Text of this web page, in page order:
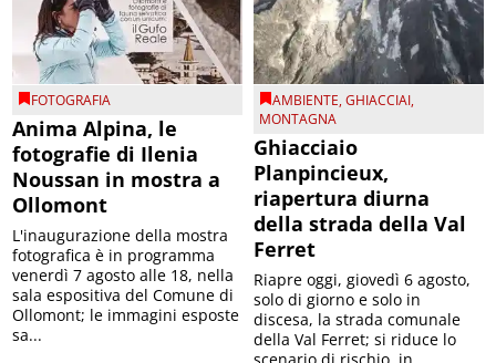
FOTOGRAFIA
Anima Alpina, le
fotografie di Ilenia
Noussan in mostra a
Ollomont
L'inaugurazione della mostra
fotografica è in programma
venerdì 7 agosto alle 18, nella
sala espositiva del Comune di
Ollomont; le immagini esposte
sa...
AMBIENTE,GHIACCIAI,
MONTAGNA
Ghiacciaio
Planpincieux,
riapertura diurna
della strada della Val
Ferret
Riapre oggi, giovedì 6 agosto,
solo di giorno e solo in
discesa, la strada comunale
della Val Ferret; si riduce lo